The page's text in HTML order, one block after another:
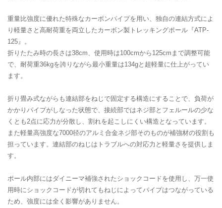
重量比強度に優れた特殊なカーボンパイプを用い、独自の連結方式によ
り軽量さと高耐荷重を両立したカーボン製トレッキングポール『ATP-
125』。
折りたたみ時の長さは38cm、使用時は100cmから125cmまで調整可能
で、耐荷重36kgを誇りながら最小重量は134gと超軽量に仕上がってい
ます。
折り畳み式ながらも連結部をねじで固定する構造にすることで、負荷が
かかりパイプがしなった状態で、接続部ではネジ部とフェルールの少な
くとも2点に応力が分散し、割れを起こしにくい構造となっています。
また軽量高強度な7000径のアルミ合金ネジ部そのものが補強材の役割も
担っています。連結部のねじはトラブルへの対応力と軽量さを提供しま
す。
ポール内部にはダイニーマ補強されたショックコードを使用し、万一使
用時にショックコードが切れてもねじによってパイプはつながっている
ため、強度には全く影響がありません。